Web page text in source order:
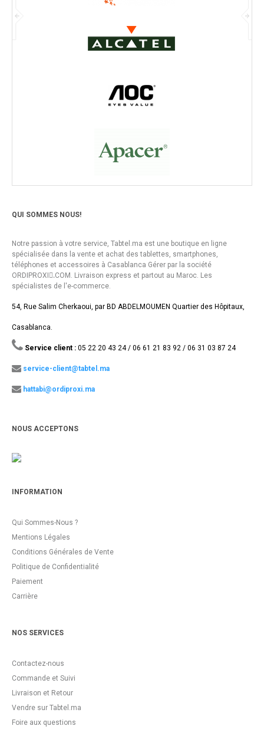
QUI SOMMES NOUS!
Notre passion à votre service, Tabtel.ma est une boutique en ligne
spécialisée dans la vente et achat des tablettes, smartphones,
téléphones et accessoires à Casablanca Gérer par la société
ORDIPROXI.ِCOM. Livraison express et partout au Maroc. Les
spécialistes de l'e-commerce.
54, Rue Salim Cherkaoui, par BD ABDELMOUMEN Quartier des Hôpitaux,
Casablanca.
Service client : 05 22 20 43 24 / 06 61 21 83 92 / 06 31 03 87 24
service-client@tabtel.ma
hattabi@ordiproxi.ma
NOUS ACCEPTONS
INFORMATION
Qui Sommes-Nous ?
Mentions Légales
Conditions Générales de Vente
Politique de Confidentialité
Paiement
Carrière
NOS SERVICES
Contactez-nous
Commande et Suivi
Livraison et Retour
Vendre sur Tabtel.ma
Foire aux questions